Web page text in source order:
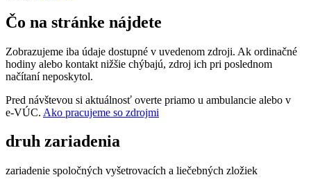
Čo na stránke nájdete
Zobrazujeme iba údaje dostupné v uvedenom zdroji. Ak ordinačné
hodiny alebo kontakt nižšie chýbajú, zdroj ich pri poslednom
načítaní neposkytol.
Pred návštevou si aktuálnosť overte priamo u ambulancie alebo v
e‑VÚC. Ako pracujeme so zdrojmi
druh zariadenia
zariadenie spoločných vyšetrovacích a liečebných zložiek